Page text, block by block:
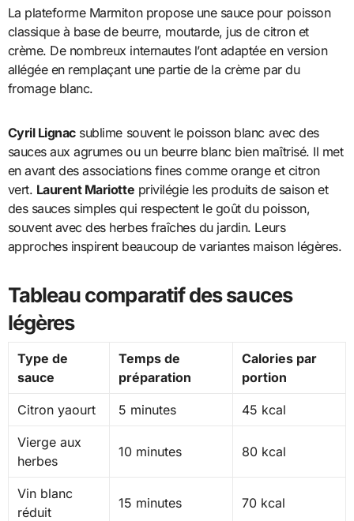
La plateforme Marmiton propose une sauce pour poisson
classique à base de beurre, moutarde, jus de citron et
crème. De nombreux internautes l’ont adaptée en version
allégée en remplaçant une partie de la crème par du
fromage blanc.
Cyril Lignacsublime souvent le poisson blanc avec des
sauces aux agrumes ou un beurre blanc bien maîtrisé. Il met
en avant des associations fines comme orange et citron
vert. Laurent Mariotte privilégie les produits de saison et
des sauces simples qui respectent le goût du poisson,
souvent avec des herbes fraîches du jardin. Leurs
approches inspirent beaucoup de variantes maison légères.
Tableau comparatif des sauces
légères
Type de
sauce
Temps de
préparation
Calories par
portion
Citron yaourt 5 minutes 45 kcal
Vierge aux
herbes
10 minutes 80 kcal
Vin blanc
réduit
15 minutes 70 kcal